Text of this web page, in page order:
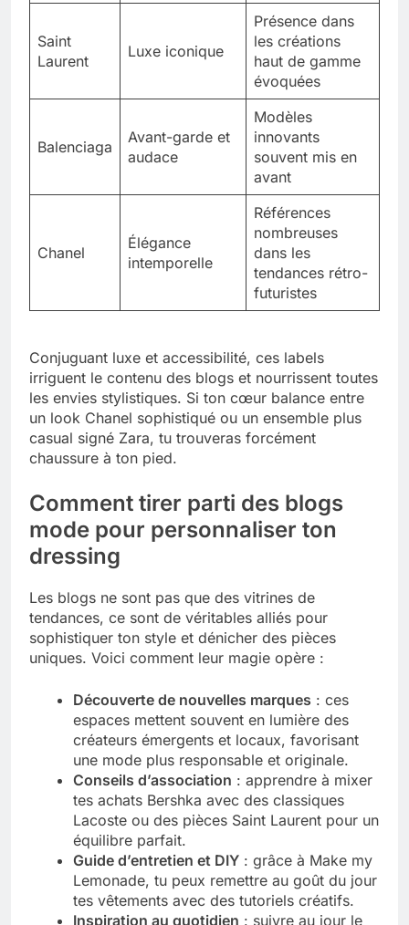
Saint
Laurent
Luxe iconique
Présence dans
les créations
haut de gamme
évoquées
Balenciaga
Avant-garde et
audace
Modèles
innovants
souvent mis en
avant
Chanel
Élégance
intemporelle
Références
nombreuses
dans les
tendances rétro-
futuristes
Conjuguant luxe et accessibilité, ces labels
irriguent le contenu des blogs et nourrissent toutes
les envies stylistiques. Si ton cœur balance entre
un look Chanel sophistiqué ou un ensemble plus
casual signé Zara, tu trouveras forcément
chaussure à ton pied.
Comment tirer parti des blogs
mode pour personnaliser ton
dressing
Les blogs ne sont pas que des vitrines de
tendances, ce sont de véritables alliés pour
sophistiquer ton style et dénicher des pièces
uniques. Voici comment leur magie opère :
Découverte de nouvelles marques : ces
espaces mettent souvent en lumière des
créateurs émergents et locaux, favorisant
une mode plus responsable et originale.
Conseils d’association : apprendre à mixer
tes achats Bershka avec des classiques
Lacoste ou des pièces Saint Laurent pour un
équilibre parfait.
Guide d’entretien et DIY : grâce à Make my
Lemonade, tu peux remettre au goût du jour
tes vêtements avec des tutoriels créatifs.
Inspiration au quotidien : suivre au jour le